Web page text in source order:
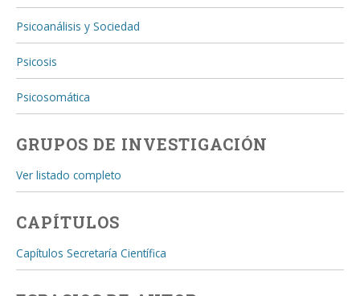
Psicoanálisis y Sociedad
Psicosis
Psicosomática
GRUPOS DE INVESTIGACIÓN
Ver listado completo
CAPÍTULOS
Capítulos Secretaría Científica